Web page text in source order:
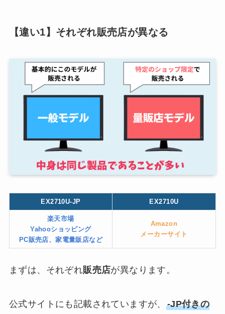
【違い1】それぞれ販売店が異なる
EX2710U-JP EX2710U
楽天市場
Yahooショッピング
PC販売店、家電量販店など
Amazon
メーカーサイト
まずは、それぞれ販売店が異なります。
公式サイトにも記載されていますが、 -JP付きの